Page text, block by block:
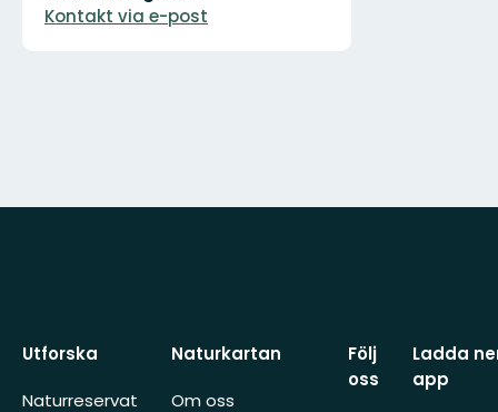
Kontakt via e-post
Utforska
Naturreservat
Naturkartan
Om oss
Följ
oss
Ladda
app